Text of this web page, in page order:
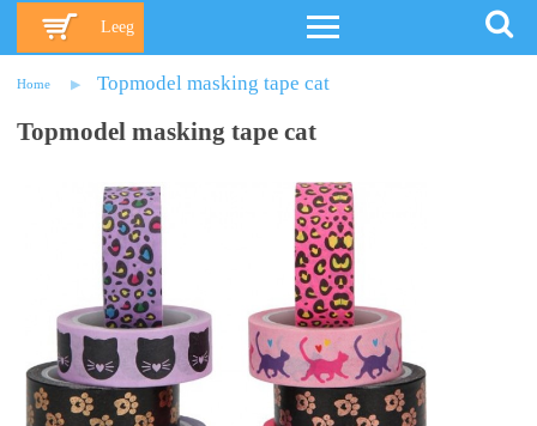
Leeg
Home Topmodel masking tape cat
Topmodel masking tape cat